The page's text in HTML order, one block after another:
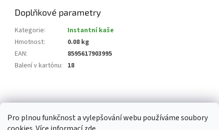
Pro plnou funkčnost a vylepšování webu používáme soubory
Doplňkové parametry
Kategorie:
Instantní kaše
Hmotnost:
0.08 kg
EAN:
8595617903995
Balení v kartónu: 18
á